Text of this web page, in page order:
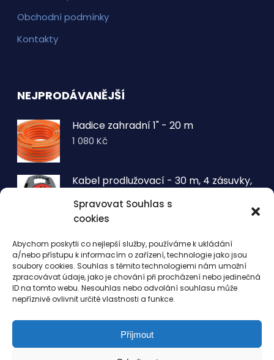
Spravovat Souhlas s
cookies
Abychom poskytli co nejlepší služby, používáme k ukládání
a/nebo přístupu k informacím o zařízení, technologie jako jsou
soubory cookies. Souhlas s těmito technologiemi nám umožní
zpracovávat údaje, jako je chování při procházení nebo jedinečná
ID na tomto webu. Nesouhlas nebo odvolání souhlasu může
nepříznivě ovlivnit určité vlastnosti a funkce.
Přijmout
Obchodní podmínky
Kontakty
NEJPRODÁVANĚJŠÍ
Hadice zahradní 1" - 20 m
1 080Kč
Kabel prodlužovací - 30 m, 4 zásuvky,
1 260Kč
drátů 50 LED - teplá bílá
343Kč
© 2022 - EshopseSportem.cz. Vytvořeno